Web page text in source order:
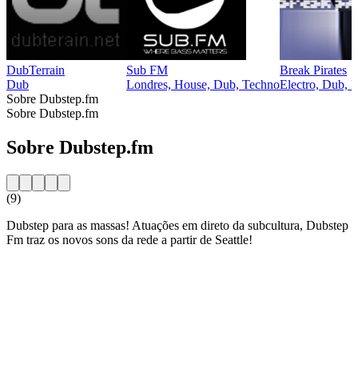
DubTerrain
Dub
Sub FM
Londres, House, Dub, Techno
Break Pirates
Electro, Dub,
Sobre Dubstep.fm
Sobre Dubstep.fm
Sobre Dubstep.fm
(9)
Dubstep para as massas! Atuações em direto da subcultura, Dubstep
Fm traz os novos sons da rede a partir de Seattle!